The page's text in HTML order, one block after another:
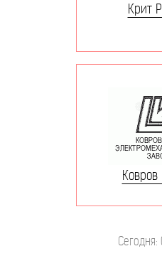
Крит
Ковров
Сегодня: